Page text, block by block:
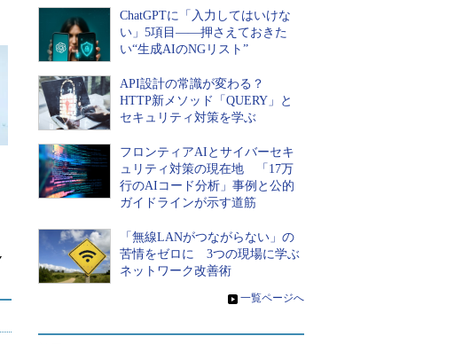
ChatGPTに「入力してはいけな
い」5項目――押さえておきた
い“生成AIのNGリスト”
API設計の常識が変わる？
HTTP新メソッド「QUERY」と
セキュリティ対策を学ぶ
フロンティアAIとサイバーセキ
ュリティ対策の現在地 「17万
行のAIコード分析」事例と公的
ガイドラインが示す道筋
「無線LANがつながらない」の
苦情をゼロに 3つの現場に学ぶ
ネットワーク改善術
» 一覧ページへ